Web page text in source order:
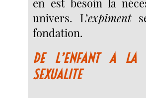
en est besoin la
univers. L’expiment
fondation.
DE L’ENFANT A LA
SEXUALITE